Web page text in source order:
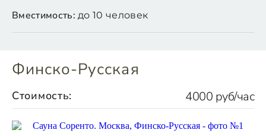
Вместимость: до 10 человек
Финско-Русская
Стоимость: 4000 руб/час